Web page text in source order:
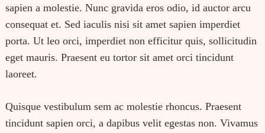
sapien a molestie. Nunc gravida eros odio, id auctor arcu
consequat et. Sed iaculis nisi sit amet sapien imperdiet
porta. Ut leo orci, imperdiet non efficitur quis, sollicitudin
eget mauris. Praesent eu tortor sit amet orci tincidunt
laoreet.
Quisque vestibulum sem ac molestie rhoncus. Praesent
tincidunt sapien orci, a dapibus velit egestas non. Vivamus